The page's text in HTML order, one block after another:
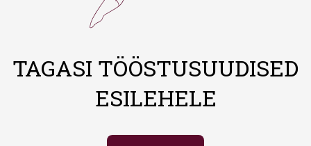
TAGASI TÖÖSTUSUUDISED
ESILEHELE